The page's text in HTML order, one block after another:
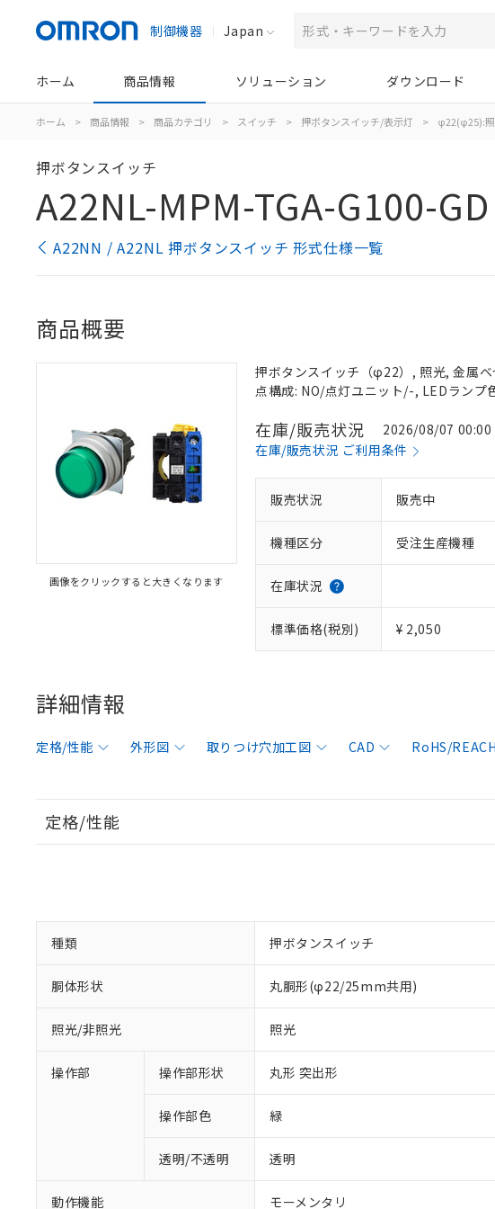
制御機器 Japan
ホーム 商品情報 ソリューション ダウンロード
ホーム > 商品情報 > 商品カテゴリ > スイッチ > 押ボタンスイッチ/表示灯 > φ22(φ25):
押ボタンスイッチ
A22NL-MPM-TGA-G100-GD
A22NN / A22NL 押ボタンスイッチ 形式仕様一覧
商品概要
画像をクリックすると大きくなります
押ボタンスイッチ（φ22）, 照光, 金属
点構成: NO/点灯ユニット/-, LEDラン
在庫/販売状況
2026/08/07 00:00
在庫/販売状況 ご利用条件
販売状況 販売中
機種区分 受注生産機種
在庫状況
標準価格(税別) ¥ 2,050
詳細情報
定格/性能 外形図 取りつけ穴加工図 CAD RoHS/
定格/性能
種類 押ボタンスイッチ
胴体形状 丸胴形(φ22/25mm共用)
照光/非照光 照光
操作部 操作部形状 丸形 突出形
操作部色 緑
透明/不透明 透明
動作機能 モーメンタリ